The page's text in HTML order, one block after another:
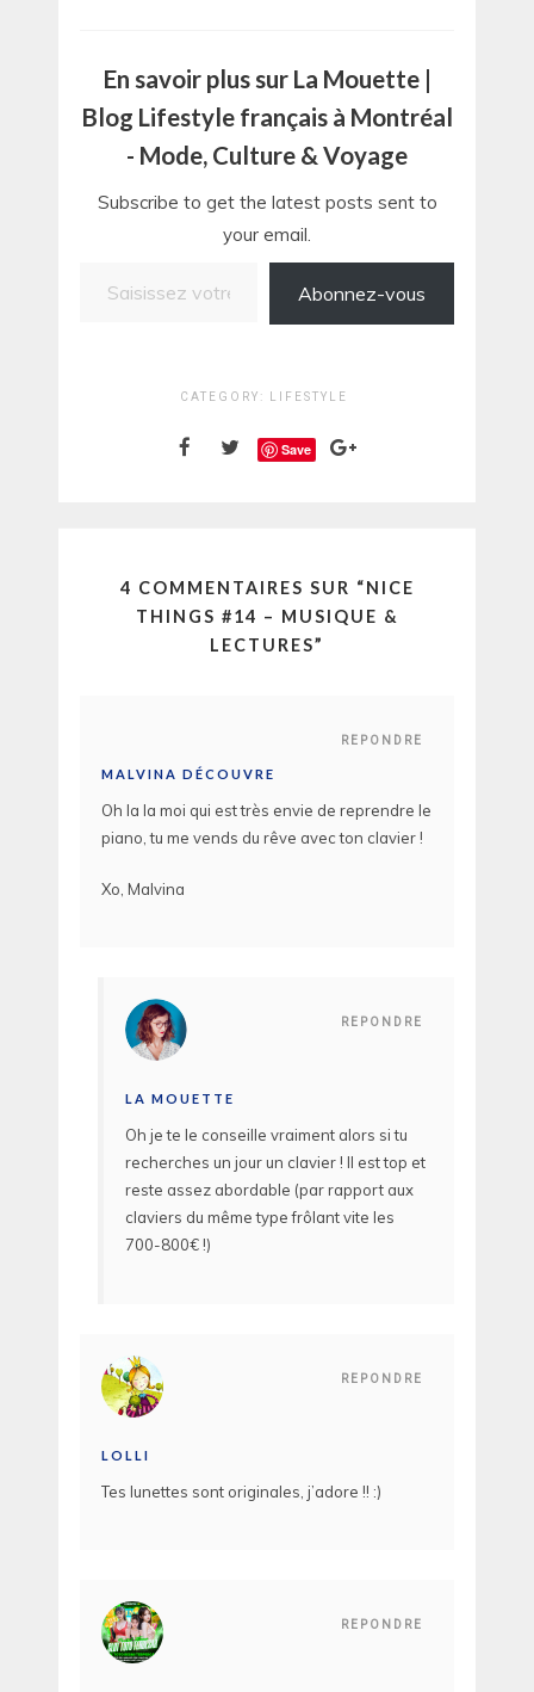
En savoir plus sur La Mouette |
Blog Lifestyle français à Montréal
- Mode, Culture & Voyage
Subscribe to get the latest posts sent to
your email.
Abonnez-vous
CATEGORY: LIFESTYLE
Save
4 COMMENTAIRES SUR “NICE
THINGS #14 – MUSIQUE &
LECTURES”
REPONDRE
MALVINA DÉCOUVRE
Oh la la moi qui est très envie de reprendre le
piano, tu me vends du rêve avec ton clavier !
Xo, Malvina
REPONDRE
LA MOUETTE
Oh je te le conseille vraiment alors si tu
recherches un jour un clavier ! Il est top et
reste assez abordable (par rapport aux
claviers du même type frôlant vite les
700-800€ !)
REPONDRE
LOLLI
Tes lunettes sont originales, j’adore !! :)
REPONDRE